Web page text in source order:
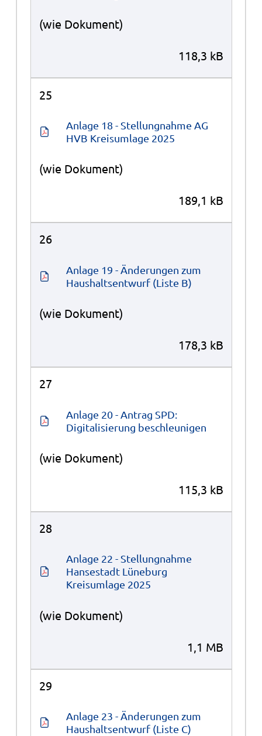
(wie Dokument)
118,3 kB
25
Anlage 18 - Stellungnahme AG
HVB Kreisumlage 2025
(wie Dokument)
189,1 kB
26
Anlage 19 - Änderungen zum
Haushaltsentwurf (Liste B)
(wie Dokument)
178,3 kB
27
Anlage 20 - Antrag SPD:
Digitalisierung beschleunigen
(wie Dokument)
115,3 kB
28
Anlage 22 - Stellungnahme
Hansestadt Lüneburg
Kreisumlage 2025
(wie Dokument)
1,1 MB
29
Anlage 23 - Änderungen zum
Haushaltsentwurf (Liste C)